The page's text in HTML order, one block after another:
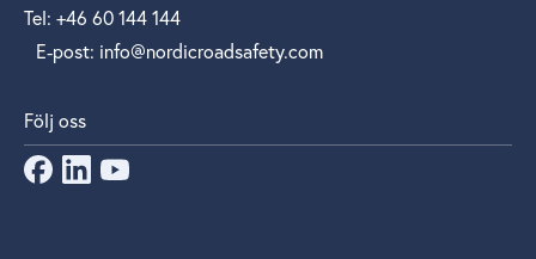
Tel: +46 60 144 144
E‑post: info@nordicroadsafety.com
Följ oss